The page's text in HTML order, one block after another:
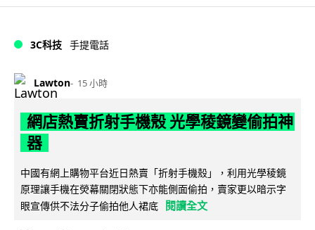
3C科技 手提電話
Lawton 15 小時
網店熱賣折射手機殼 光學稜鏡變偷拍神
器
中國有網上購物平台近日熱賣「折射手機殼」，利用光學稜鏡
原理讓手機在熒幕關閉狀態下亦能側面偷拍，賣家更以暗示字
眼宣傳供不法分子偷拍他人裙底 閱讀全文